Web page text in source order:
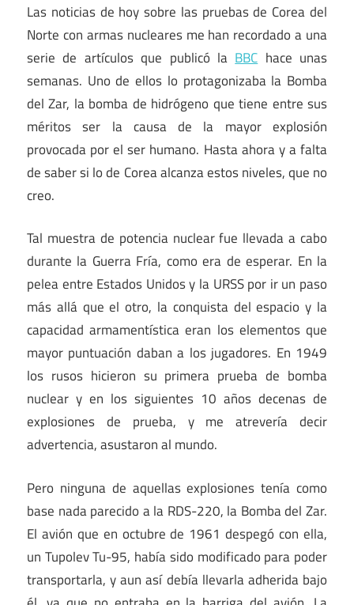
Las noticias de hoy sobre las pruebas de Corea del
Norte con armas nucleares me han recordado a una
serie de artículos que publicó la BBC hace unas
semanas. Uno de ellos lo protagonizaba la Bomba
del Zar, la bomba de hidrógeno que tiene entre sus
méritos ser la causa de la mayor explosión
provocada por el ser humano. Hasta ahora y a falta
de saber si lo de Corea alcanza estos niveles, que no
creo.
Tal muestra de potencia nuclear fue llevada a cabo
durante la Guerra Fría, como era de esperar. En la
pelea entre Estados Unidos y la URSS por ir un paso
más allá que el otro, la conquista del espacio y la
capacidad armamentística eran los elementos que
mayor puntuación daban a los jugadores. En 1949
los rusos hicieron su primera prueba de bomba
nuclear y en los siguientes 10 años decenas de
explosiones de prueba, y me atrevería decir
advertencia, asustaron al mundo.
Pero ninguna de aquellas explosiones tenía como
base nada parecido a la RDS-220, la Bomba del Zar.
El avión que en octubre de 1961 despegó con ella,
un Tupolev Tu-95, había sido modificado para poder
transportarla, y aun así debía llevarla adherida bajo